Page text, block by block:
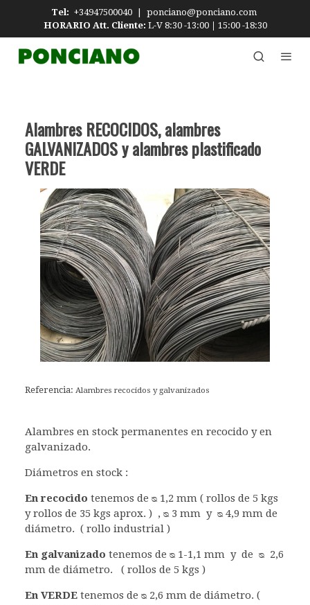
Tel: +34947500040
ponciano@ponciano.com
HORARIO Att. Cliente: L-V 8:30 -13:00 15:00 -18:30
Alambres RECOCIDOS, alambres
GALVANIZADOS y alambres plastificado
VERDE
Referencia: Alambres recocidos y galvanizados
Alambres en stock permanentes en recocido y en
galvanizado.
Diámetros en stock :
En recocido tenemos de ᴓ 1,2 mm ( rollos de 5 kgs
y rollos de 35 kgs aprox. ) , ᴓ 3 mm y ᴓ 4,9 mm de
diámetro. ( rollo industrial )
En galvanizado tenemos de ᴓ 1-1,1 mm y de ᴓ 2,6
mm de diámetro. ( rollos de 5 kgs )
En VERDE tenemos de ᴓ 2,6 mm de diámetro. (